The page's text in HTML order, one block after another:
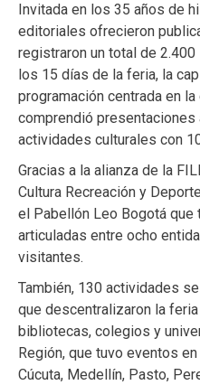
Invitada en los 35 años de
editoriales ofrecieron
registraron un total de
los 15 días de la feria, la
programación centrada en la
comprendió
actividades culturales con
Gracias a la alianza de la
Cultura Recreación y
el Pabellón Leo Bogotá
articuladas entre ocho
visitantes.
También, 130 actividades
que descentralizaron la
bibliotecas, colegios y
Región, que tuvo eventos
Cúcuta, Medellín, Pasto,